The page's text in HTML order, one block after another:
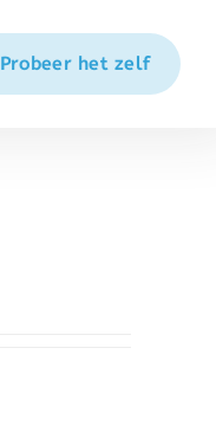
Probeer het zelf